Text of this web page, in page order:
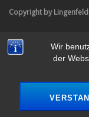
Wir
der
Copyright by